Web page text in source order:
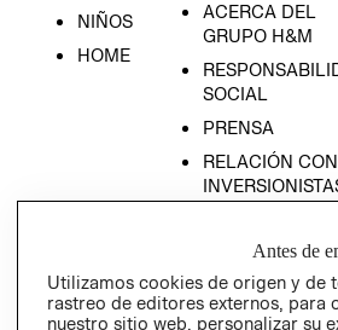
NIÑOS
HOME
ACERCA DEL
GRUPO H&M
SOCIAL
PRENSA
RELACIÓN CON
EMPRESARIAL
Antes de
Utilizamos cookies de origen y de
rastreo de editores externos,
nuestro sitio web, personalizar su